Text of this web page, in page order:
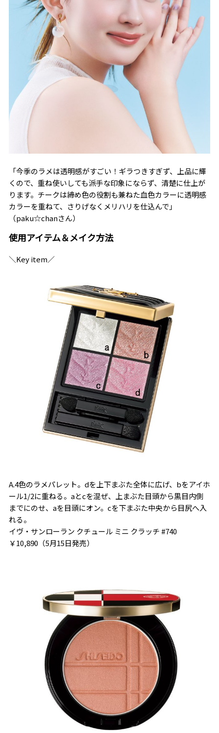
「今季のラメは透明感がすごい！ギラつきすぎず、上品に輝
くので、重ね使いしても派手な印象にならず、清楚に仕上が
ります。チークは締め色の役割も兼ねた血色カラーに透明感
カラーを重ねて、さりげなくメリハリを仕込んで」
（paku☆chanさん）
使用アイテム＆メイク方法
＼Key item／
A.4色のラメパレット。dを上下まぶた全体に広げ、bをアイホ
ール1/2に重ねる。aとcを混ぜ、上まぶた目頭から黒目内側
までにのせ、aを目頭にオン。cを下まぶた中央から目尻へ入
れる。
イヴ・サンローラン クチュール ミニ クラッチ #740
￥10,890（5月15日発売）